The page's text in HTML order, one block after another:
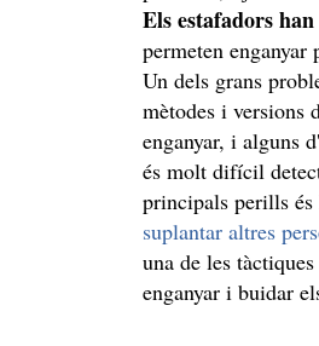
Els estafadors
permeten
Un dels grans
mètodes i versions
enganyar, i alguns
és molt difícil
principals perills
suplantar altres
una de les
enganyar i buidar